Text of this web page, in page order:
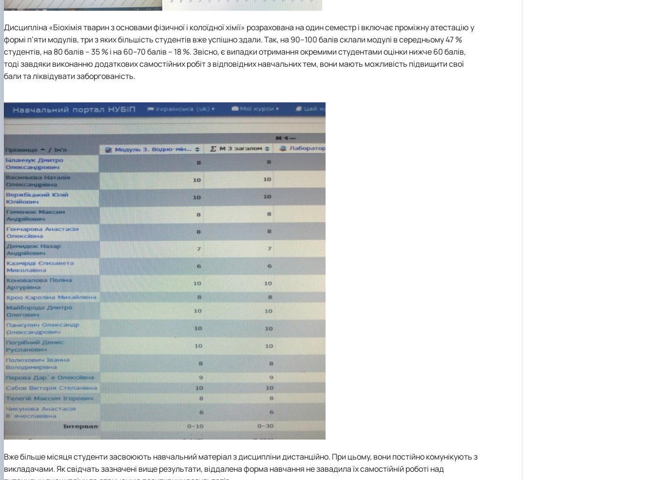
Дисципліна «Біохімія тварин з основами фізичної і колоїдної хімії» розрахована на один семестр і включає проміжну атестацію у
формі п’яти модулів, три з яких більшість студентів вже успішно здали. Так, на 90–100 балів склали модулі в середньому 47 %
студентів, на 80 балів – 35 % і на 60–70 балів – 18 %. Звісно, є випадки отримання окремими студентами оцінки нижче 60 балів,
тоді завдяки виконанню додаткових самостійних робіт з відповідних навчальних тем, вони мають можливість підвищити свої
бали та ліквідувати заборгованість.
Вже більше місяця студенти засвоюють навчальний матеріал з дисципліни дистанційно. При цьому, вони постійно комунікують з
викладачами. Як свідчать зазначені вище результати, віддалена форма навчання не завадила їх самостійній роботі над